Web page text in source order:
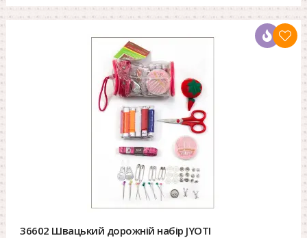
36602 Швацький дорожній набір JYOTI